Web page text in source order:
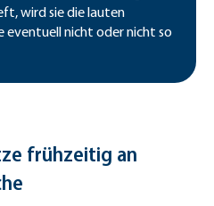
wird sie die lauten
eventuell nicht oder nicht so
frühzeitig an